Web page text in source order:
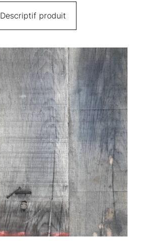
Descriptif produit